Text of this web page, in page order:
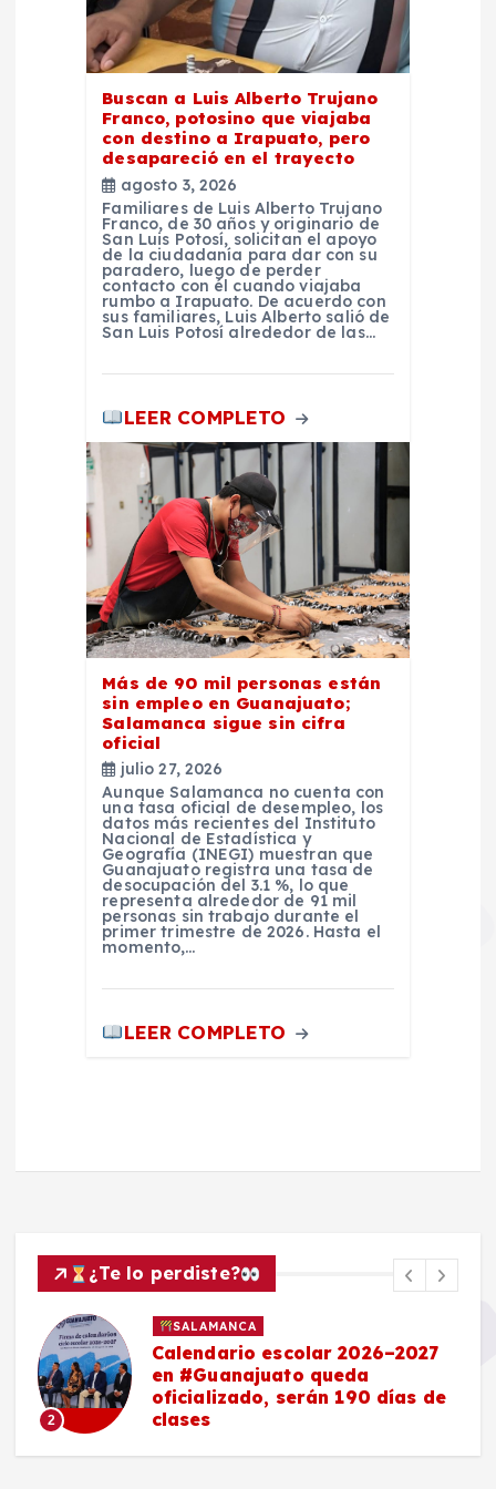
Buscan a Luis Alberto Trujano
Franco, potosino que viajaba
con destino a Irapuato, pero
desapareció en el trayecto
agosto 3, 2026
Familiares de Luis Alberto Trujano
Franco, de 30 años y originario de
San Luis Potosí, solicitan el apoyo
de la ciudadanía para dar con su
paradero, luego de perder
contacto con él cuando viajaba
rumbo a Irapuato. De acuerdo con
sus familiares, Luis Alberto salió de
San Luis Potosí alrededor de las…
LEER COMPLETO
Más de 90 mil personas están
sin empleo en Guanajuato;
Salamanca sigue sin cifra
oficial
julio 27, 2026
Aunque Salamanca no cuenta con
una tasa oficial de desempleo, los
datos más recientes del Instituto
Nacional de Estadística y
Geografía (INEGI) muestran que
Guanajuato registra una tasa de
desocupación del 3.1 %, lo que
representa alrededor de 91 mil
personas sin trabajo durante el
primer trimestre de 2026. Hasta el
momento,…
LEER COMPLETO
¿Te lo perdiste?
2
SALAMANCA
Calendario escolar 2026–2027
en #Guanajuato queda
oficializado, serán 190 días de
clases